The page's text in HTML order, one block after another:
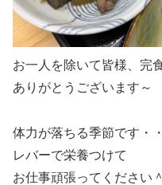
お一人を除いて皆様、完
ありがとうございます～
体力が落ちる季節です・・
レバーで栄養つけて
お仕事頑張ってください